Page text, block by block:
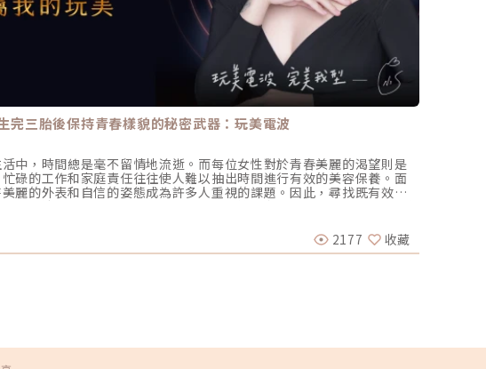
完三胎後保持青春樣貌的秘密武器：玩美電波
中，時間總是毫不留情地流逝。而每位女性對於青春美麗的渴望則是
碌的工作和家庭責任往往使人難以抽出時間進行有效的美容保養。面
麗的外表和自信的姿態成為許多人重視的課題。因此，尋找既有效又
美容解決方案顯得更為重要。MIIDO品川診所應運而生，致力於滿足現代
的醫美服務，讓每位客戶輕鬆擁有煥然一新的美麗，帶來真正的自信
來，每位女性對於青春常駐的憧憬從未改變，而「Oligio玩美電波」正
神器。專為亞洲肌膚打造，有效對抗肌膚鬆弛、細紋等老化問題。療
，「Oligio玩美電波」恰好成為最佳選擇，輕鬆維持青春自信，無需
到理想的美肌效果。那麼，作為「Oligio玩美電波」的代言人—小S生
玩美電波」是小S青春之鑰？身為國際巨星的小S（徐熙娣），在娛
麗的形象和幽默風趣的主持風格廣受許多粉絲的愛戴。儘管年過40，
2177 收藏
（AHA